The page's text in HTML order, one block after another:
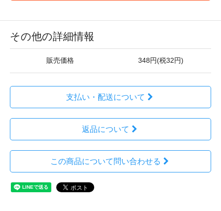
その他の詳細情報
販売価格 348円(税32円)
支払い・配送について
返品について
この商品について問い合わせる